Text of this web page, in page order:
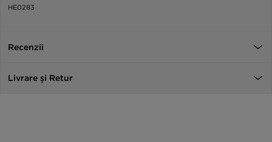
HE0283
Recenzii
Livrare și Retur